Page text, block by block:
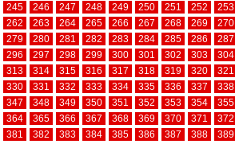
245 246 247 248 249 250 251 252 253
262 263 264 265 266 267 268 269 270
279 280 281 282 283 284 285 286 287
296 297 298 299 300 301 302 303 304
313 314 315 316 317 318 319 320 321
330 331 332 333 334 335 336 337 338
347 348 349 350 351 352 353 354 355
364 365 366 367 368 369 370 371 372
381 382 383 384 385 386 387 388 389